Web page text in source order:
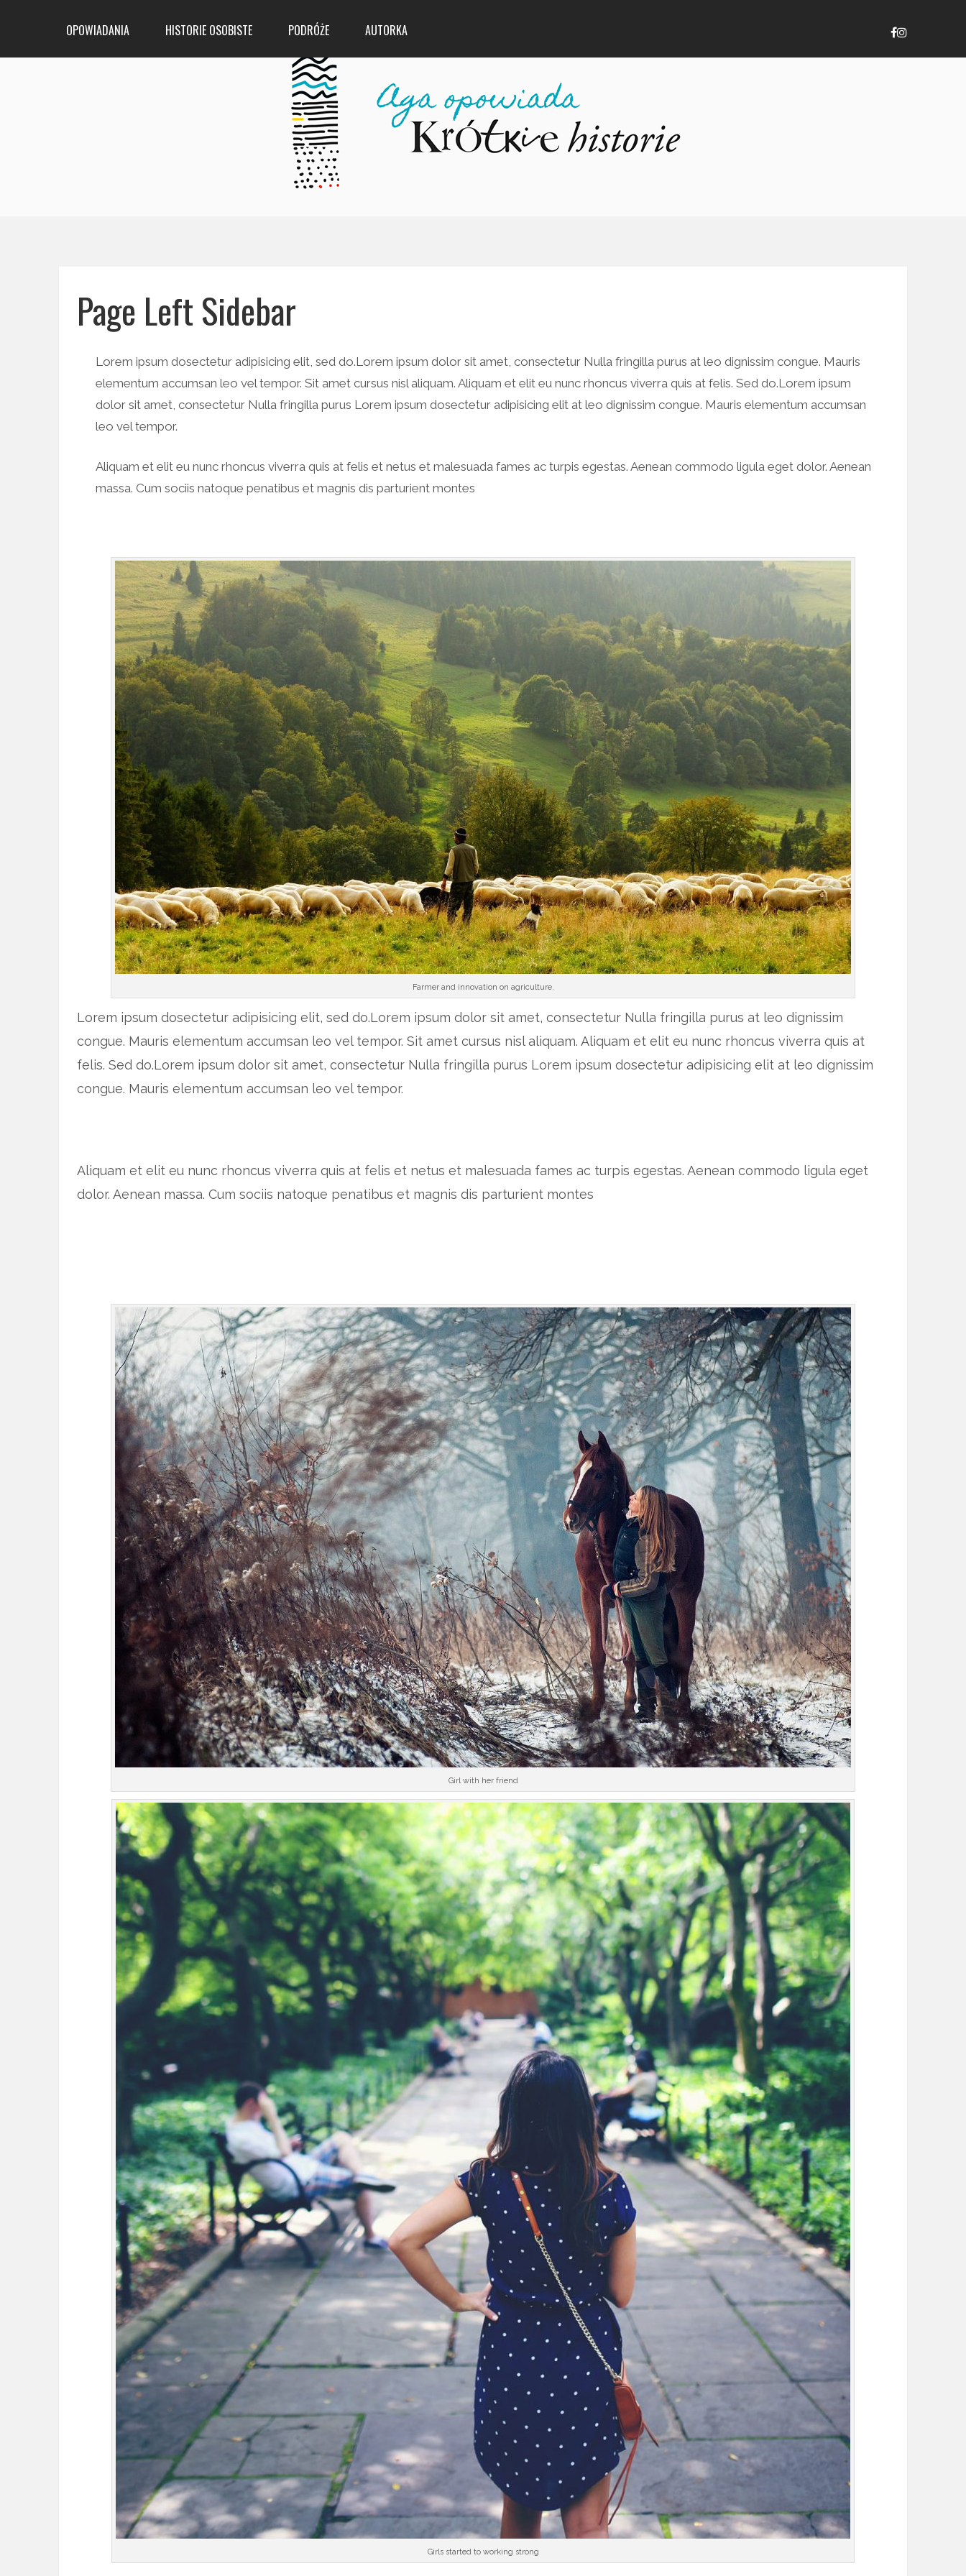
OPOWIADANIA HISTORIE OSOBISTE PODRÓŻE AUTORKA
Page Left Sidebar
Lorem ipsum dosectetur adipisicing elit, sed do.Lorem ipsum dolor sit amet, consectetur Nulla fringilla purus at leo dignissim congue. Mauris
elementum accumsan leo vel tempor. Sit amet cursus nisl aliquam. Aliquam et elit eu nunc rhoncus viverra quis at felis. Sed do.Lorem ipsum
dolor sit amet, consectetur Nulla fringilla purus Lorem ipsum dosectetur adipisicing elit at leo dignissim congue. Mauris elementum accumsan
leo vel tempor.
Aliquam et elit eu nunc rhoncus viverra quis at felis et netus et malesuada fames ac turpis egestas. Aenean commodo ligula eget dolor. Aenean
massa. Cum sociis natoque penatibus et magnis dis parturient montes
Farmer and innovation on agriculture.
Lorem ipsum dosectetur adipisicing elit, sed do.Lorem ipsum dolor sit amet, consectetur Nulla fringilla purus at leo dignissim
congue. Mauris elementum accumsan leo vel tempor. Sit amet cursus nisl aliquam. Aliquam et elit eu nunc rhoncus viverra quis at
felis. Sed do.Lorem ipsum dolor sit amet, consectetur Nulla fringilla purus Lorem ipsum dosectetur adipisicing elit at leo dignissim
congue. Mauris elementum accumsan leo vel tempor.
Aliquam et elit eu nunc rhoncus viverra quis at felis et netus et malesuada fames ac turpis egestas. Aenean commodo ligula eget
dolor. Aenean massa. Cum sociis natoque penatibus et magnis dis parturient montes
Girl with her friend
Girls started to working strong